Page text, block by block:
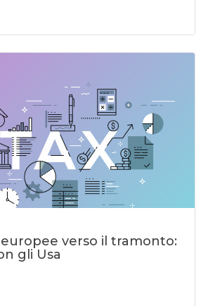
verso il tramonto:
gli Usa